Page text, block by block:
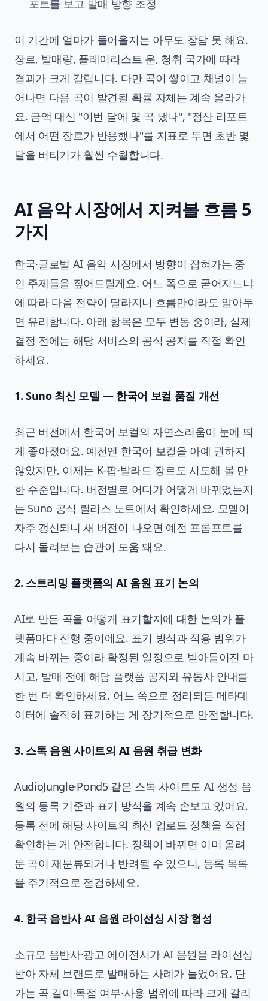
포트를 보고 발매 방향 조정
이 기간에 얼마가 들어올지는 아무도 장담 못 해요.
장르, 발매량, 플레이리스트 운, 청취 국가에 따라
결과가 크게 갈립니다. 다만 곡이 쌓이고 채널이 늘
어나면 다음 곡이 발견될 확률 자체는 계속 올라가
요. 금액 대신 "이번 달에 몇 곡 냈나", "정산 리포트
에서 어떤 장르가 반응했나"를 지표로 두면 초반 몇
달을 버티기가 훨씬 수월합니다.
AI 음악 시장에서 지켜볼 흐름 5
가지
한국·글로벌 AI 음악 시장에서 방향이 잡혀가는 중
인 주제들을 짚어드릴게요. 어느 쪽으로 굳어지느냐
에 따라 다음 전략이 달라지니 흐름만이라도 알아두
면 유리합니다. 아래 항목은 모두 변동 중이라, 실제
결정 전에는 해당 서비스의 공식 공지를 직접 확인
하세요.
1. Suno 최신 모델 — 한국어 보컬 품질 개선
최근 버전에서 한국어 보컬의 자연스러움이 눈에 띄
게 좋아졌어요. 예전엔 한국어 보컬을 아예 권하지
않았지만, 이제는 K-팝·발라드 장르도 시도해 볼 만
한 수준입니다. 버전별로 어디가 어떻게 바뀌었는지
는 Suno 공식 릴리스 노트에서 확인하세요. 모델이
자주 갱신되니 새 버전이 나오면 예전 프롬프트를
다시 돌려보는 습관이 도움 돼요.
2. 스트리밍 플랫폼의 AI 음원 표기 논의
AI로 만든 곡을 어떻게 표기할지에 대한 논의가 플
랫폼마다 진행 중이에요. 표기 방식과 적용 범위가
계속 바뀌는 중이라 확정된 일정으로 받아들이진 마
시고, 발매 전에 해당 플랫폼 공지와 유통사 안내를
한 번 더 확인하세요. 어느 쪽으로 정리되든 메타데
이터에 솔직히 표기하는 게 장기적으로 안전합니다.
3. 스톡 음원 사이트의 AI 음원 취급 변화
AudioJungle·Pond5 같은 스톡 사이트도 AI 생성 음
원의 등록 기준과 표기 방식을 계속 손보고 있어요.
등록 전에 해당 사이트의 최신 업로드 정책을 직접
확인하는 게 안전합니다. 정책이 바뀌면 이미 올려
둔 곡이 재분류되거나 반려될 수 있으니, 등록 목록
을 주기적으로 점검하세요.
4. 한국 음반사 AI 음원 라이선싱 시장 형성
소규모 음반사·광고 에이전시가 AI 음원을 라이선싱
받아 자체 브랜드로 발매하는 사례가 늘었어요. 단
가는 곡 길이·독점 여부·사용 범위에 따라 크게 갈리